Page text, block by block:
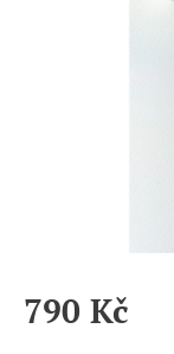
790 Kč